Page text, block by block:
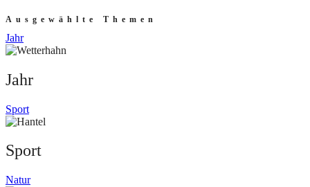
Ausgewählte Themen
Jahr
Jahr
Sport
Sport
Natur